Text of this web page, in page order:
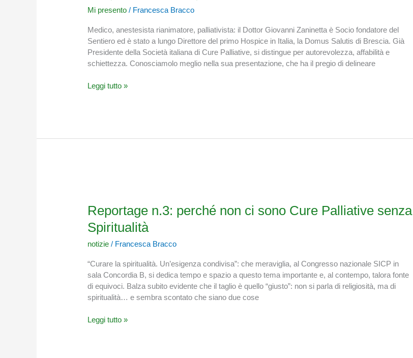
Mi presento / Francesca Bracco
Medico, anestesista rianimatore, palliativista: il Dottor Giovanni Zaninetta è Socio fondatore del
Sentiero ed è stato a lungo Direttore del primo Hospice in Italia, la Domus Salutis di Brescia. Già
Presidente della Società italiana di Cure Palliative, si distingue per autorevolezza, affabilità e
schiettezza. Conosciamolo meglio nella sua presentazione, che ha il pregio di delineare
al
Giovanni
Zaninetta
Leggi tutto »
Reportage n.3: perché non ci sono Cure Palliative senza
Spiritualità
notizie / Francesca Bracco
“Curare la spiritualità. Un’esigenza condivisa”: che meraviglia, al Congresso nazionale SICP in
sala Concordia B, si dedica tempo e spazio a questo tema importante e, al contempo, talora fonte
di equivoci. Balza subito evidente che il taglio è quello “giusto”: non si parla di religiosità, ma di
spiritualità… e sembra scontato che siano due cose
perché
non
ci
sono
Palliative
senza
Spiritualità
Leggi tutto »